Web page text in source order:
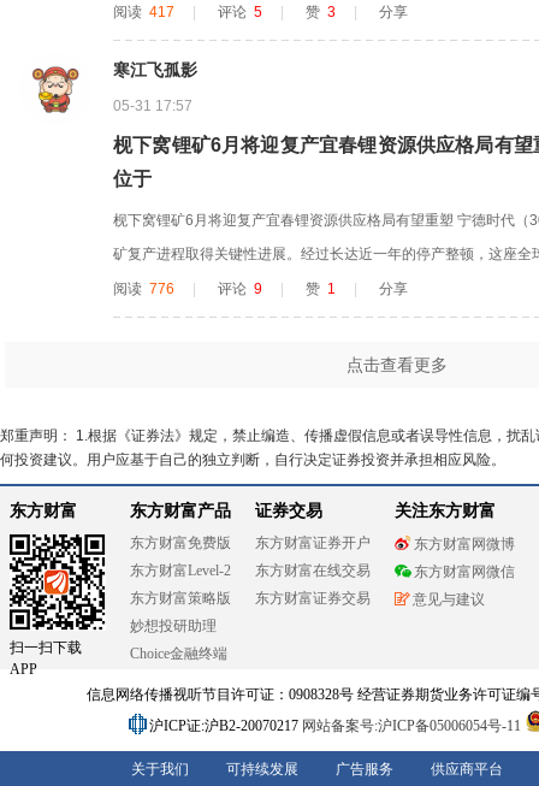
口了一部分，价格再向下可能性很低，个人观点，仅供参考
阅读 417 评论 5 赞 3 分享
寒江飞孤影
05-31 17:57
枧下窝锂矿6月将迎复产宜春锂资源供应格局有
位于
枧下窝锂矿6月将迎复产宜春锂资源供应格局有望重塑 宁德时代（
矿复产进程取得关键性进展。经过长达近一年的停产整顿，这座
年6月正式恢复生产，标志着宜春锂矿行业合规化整改进入收获阶
位于江西省宜春市宜丰县与奉新县交界处，是宁德时代在宜春“锂
阅读 776 | 评论 9 | 赞 1 | 分享
点击查看更多
郑重声明： 1.根据《证券法》规定，禁止编造、传播虚假信息或者误导性信息，扰
何投资建议。用户应基于自己的独立判断，自行决定证券投资并承担相应风险。